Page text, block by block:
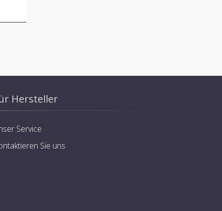
Hersteller
Service
Sie uns